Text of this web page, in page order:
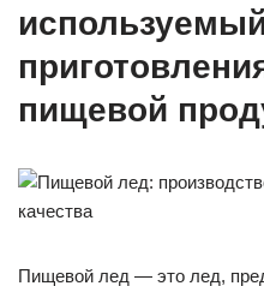
пищевой
Пищевой лед — это лед,